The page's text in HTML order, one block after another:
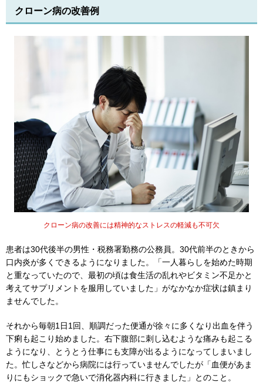
クローン病の改善例
クローン病の改善には精神的なストレスの軽減も不可欠
患者は30代後半の男性・税務署勤務の公務員。30代前半のときから
口内炎が多くできるようになりました。「一人暮らしを始めた時期
と重なっていたので、最初の頃は食生活の乱れやビタミン不足かと
考えてサプリメントを服用していました」がなかなか症状は鎮まり
ませんでした。
それから毎朝1日1回、順調だった便通が徐々に多くなり出血を伴う
下痢も起こり始めました。右下腹部に刺し込むような痛みも起こる
ようになり、とうとう仕事にも支障が出るようになってしまいまし
た。忙しさなどから病院には行っていませんでしたが「血便があま
りにもショックで急いで消化器内科に行きました」とのこと。